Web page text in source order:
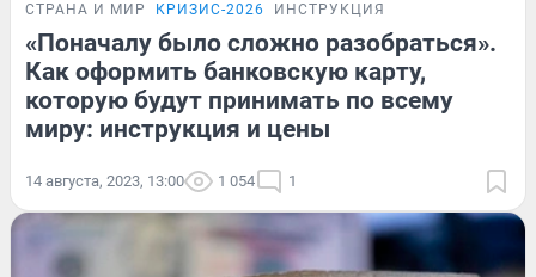
СТРАНА И МИР КРИЗИС-2026 ИНСТРУКЦИЯ
«Поначалу было сложно разобраться».
Как оформить банковскую карту,
которую будут принимать по всему
миру: инструкция и цены
14 августа, 2023, 13:00 1 054 1